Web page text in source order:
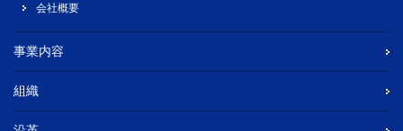
会社概要
事業内容
組織